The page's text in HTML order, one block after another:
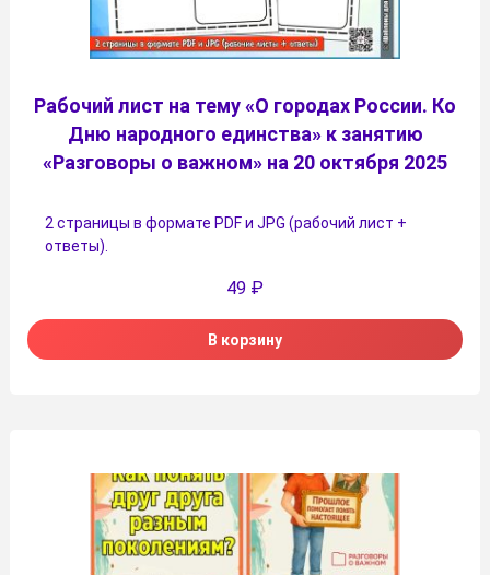
Рабочий лист на тему «О городах России. Ко
Дню народного единства» к занятию
«Разговоры о важном» на 20 октября 2025
2 страницы в формате PDF и JPG (рабочий лист +
ответы).
49 ₽
В корзину